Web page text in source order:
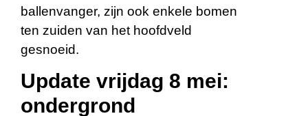
ballenvanger, zijn ook enkele bomen
ten zuiden van het hoofdveld
gesnoeid.
Update vrijdag 8 mei:
ondergrond